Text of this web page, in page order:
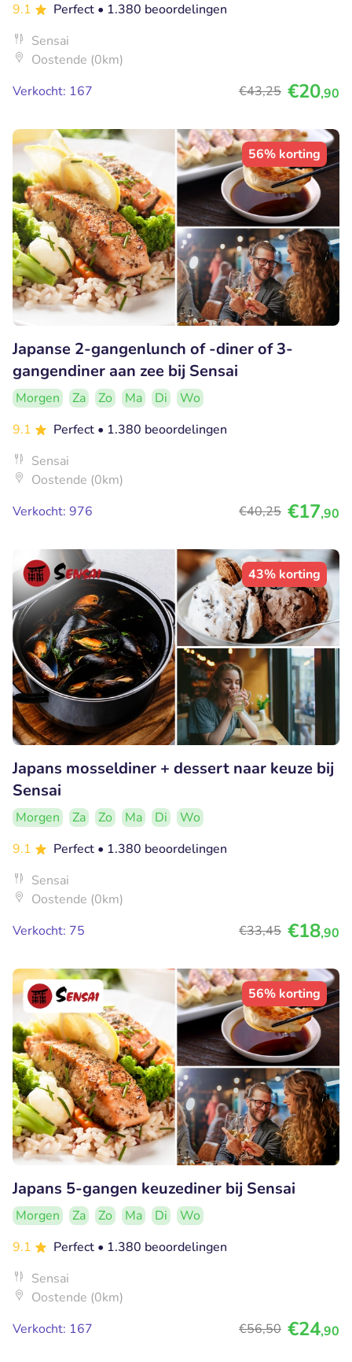
9.1 Perfect • 1.380 beoordelingen
Sensai
Oostende (0km)
Verkocht: 167
€43,25 €20,90
56% korting
Japanse 2-gangenlunch of -diner of 3-
gangendiner aan zee bij Sensai
Morgen Za Zo Ma Di
Wo
9.1
Perfect • 1.380 beoordelingen
Sensai
Oostende (0km)
Verkocht: 976
€40,25 €17,90
43% korting
Japans mosseldiner + dessert naar keuze bij
Sensai
Morgen Za Zo Ma Di
Wo
9.1
Perfect • 1.380 beoordelingen
Sensai
Oostende (0km)
Verkocht: 75
€33,45 €18,90
56% korting
Japans 5-gangen keuzediner bij Sensai
Morgen Za Zo Ma Di
Wo
9.1
Perfect • 1.380 beoordelingen
Sensai
Oostende (0km)
Verkocht: 167
€56,50 €24,90